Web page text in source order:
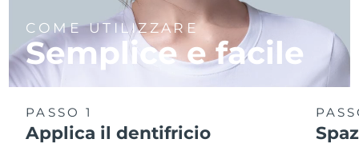
COME UTILIZZARE
Semplice e facile
PASSO 1
Applica il dentifricio